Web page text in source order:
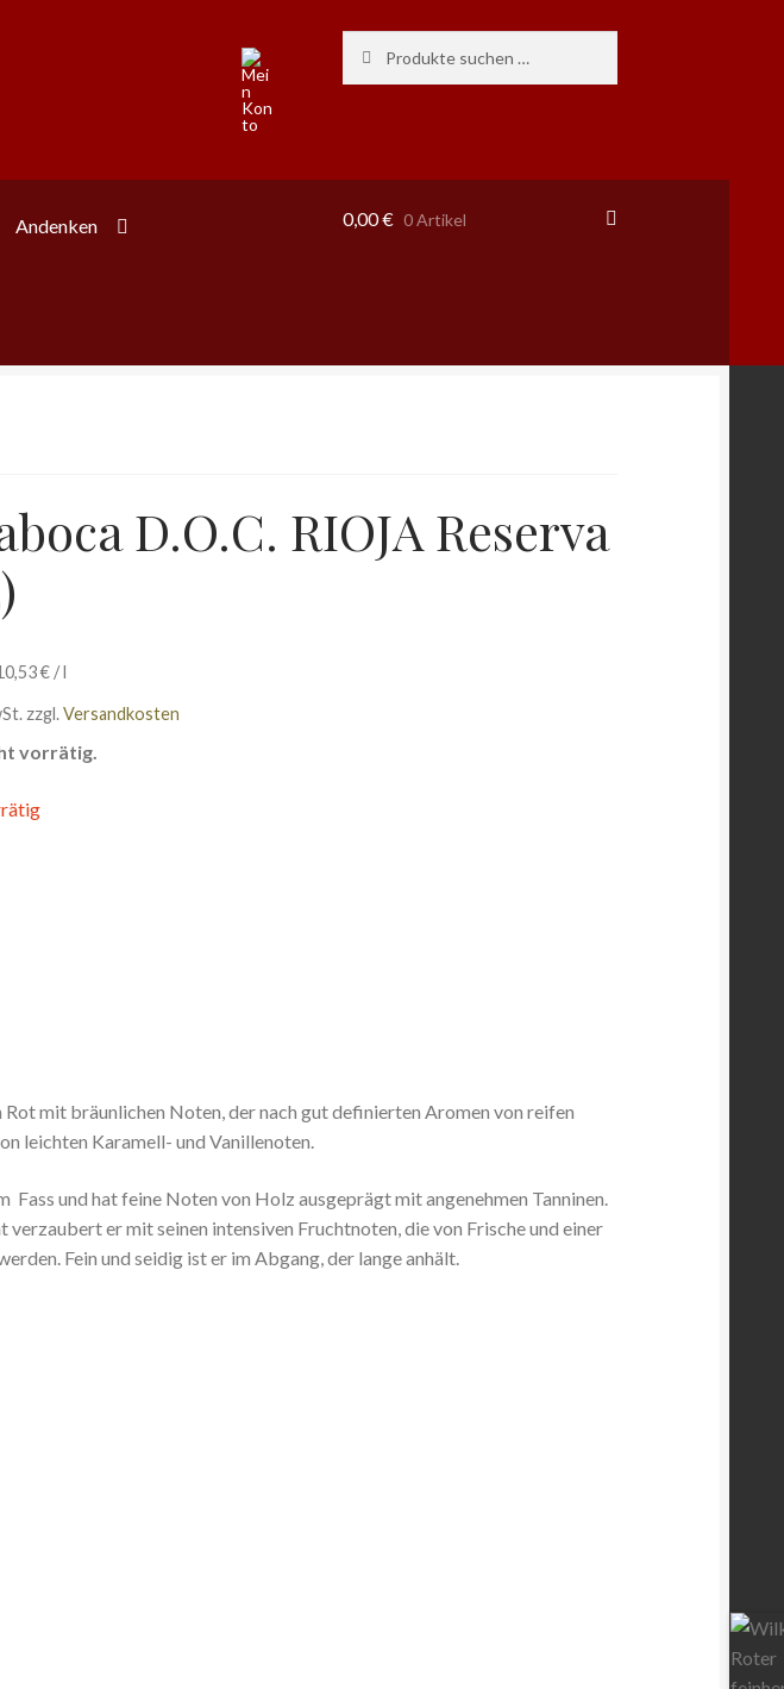
nach:
Andenken 0,00€ 0 Artikel
D.O.C. RIOJA Reserva
€ /l
zzgl.Versandkosten
vorrätig.
Rot mit bräunlichen Noten, der nach gut definierten Aromen von reifen
leichten Karamell- und Vanillenoten.
und hat feine Noten von Holz ausgeprägt mit angenehmen Tanninen.
verzaubert er mit seinen intensiven Fruchtnoten, die von Frische und einer
Fein und seidig ist er im Abgang, der lange anhält.